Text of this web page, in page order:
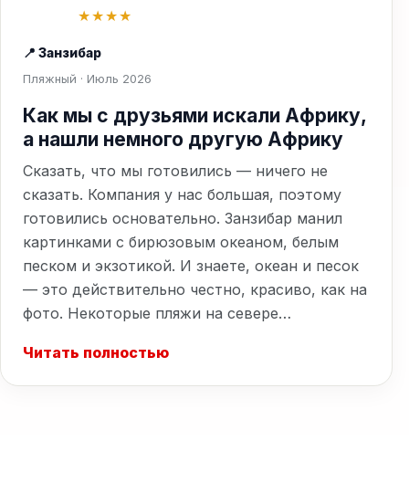
★★★★
📍 Занзибар
Пляжный · Июль 2026
Как мы с друзьями искали Африку,
а нашли немного другую Африку
Сказать, что мы готовились — ничего не
сказать. Компания у нас большая, поэтому
готовились основательно. Занзибар манил
картинками с бирюзовым океаном, белым
песком и экзотикой. И знаете, океан и песок
— это действительно честно, красиво, как на
фото. Некоторые пляжи на севере…
Читать полностью